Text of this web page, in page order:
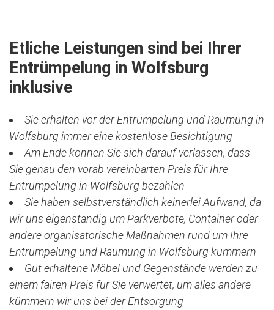
Etliche Leistungen sind bei Ihrer
Entrümpelung in Wolfsburg
inklusive
Sie erhalten vor der Entrümpelung und Räumung in
Wolfsburg immer eine kostenlose Besichtigung
Am Ende können Sie sich darauf verlassen, dass
Sie genau den vorab vereinbarten Preis für Ihre
Entrümpelung in Wolfsburg bezahlen
Sie haben selbstverständlich keinerlei Aufwand, da
wir uns eigenständig um Parkverbote, Container oder
andere organisatorische Maßnahmen rund um Ihre
Entrümpelung und Räumung in Wolfsburg kümmern
Gut erhaltene Möbel und Gegenstände werden zu
einem fairen Preis für Sie verwertet, um alles andere
kümmern wir uns bei der Entsorgung